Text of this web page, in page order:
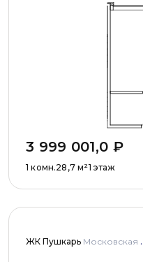
3 999 001,0 ₽
1 комн.28,7 м²1 этаж
ЖК Пушкарь Московская область, Городской округ Пушкинский, с. Тарасовка, мкр Пушкарь, дома № 1, 2, 3